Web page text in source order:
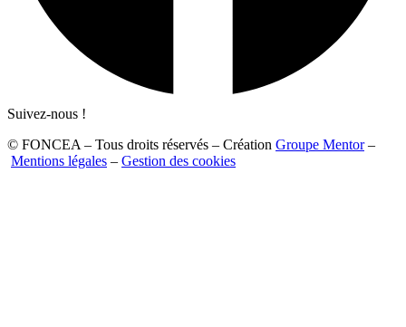
Suivez-nous !
© FONCEA – Tous droits réservés – Création Groupe Mentor–
Mentions légales – Gestion des cookies